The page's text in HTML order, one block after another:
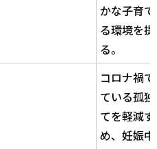
かな子育
る環境を
る。
コロナ禍
ている孤
てを軽減
め、妊娠